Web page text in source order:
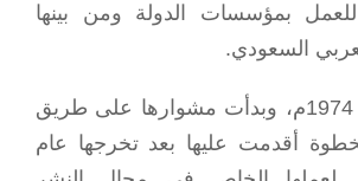
بمؤسسات الدولة ومن بينها
السعودي.
ولدت رانية عام 1974م، وبدأت مشوارها على طريق
أقدمت عليها بعد تخرجها عام